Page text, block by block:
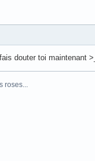
douter toi maintenant
roses...